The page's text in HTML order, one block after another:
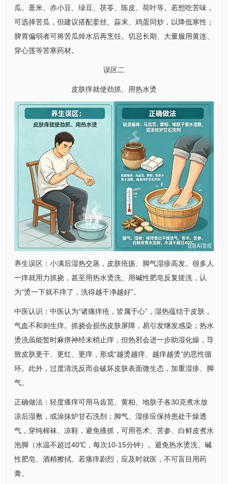
瓜、薏米、赤小豆、绿豆、茯苓、陈皮、荷叶等。若想吃苦味，
可选择苦瓜，但建议搭配姜丝、蒜末、鸡蛋同炒，以降低寒性；
脾胃偏弱者可将苦瓜焯水后再烹饪。切忌长期、大量服用黄连、
穿心莲等苦寒药材。
误区二
皮肤痒就使劲抓、用热水烫
养生误区：小满后湿热交蒸，皮肤疮疡、脚气湿疹高发。很多人
一痒就用力抓挠，甚至用热水烫洗、用碱性肥皂反复搓洗，认
为“烫一下就不痒了，洗得越干净越好”。
中医认识：中医认为“诸痛痒疮，皆属于心”，湿热蕴结于皮肤，
气血不和则生痒。抓挠会损伤皮肤屏障，易引发继发感染；热水
烫洗虽能暂时麻痹神经末梢止痒，但热邪会进一步助湿化燥，导
致皮肤更干、更红、更痒，形成“越烫越痒、越痒越烫”的恶性循
环。此外，过度清洗反而会破坏皮肤表面微生态，加重湿疹、脚
气。
正确做法：轻度瘙痒可用马齿苋、黄柏、地肤子各30克煮水放
凉后湿敷，或涂抹炉甘石洗剂；脚气、湿疹应保持患处干燥透
气，穿纯棉袜、凉鞋，避免搔抓，可用苍术、苦参、白鲜皮煮水
泡脚（水温不超过40℃，每次10-15分钟）。避免热水烫洗、碱
性肥皂、酒精擦拭。若瘙痒剧烈，应及时就医，不可盲目用药
膏。